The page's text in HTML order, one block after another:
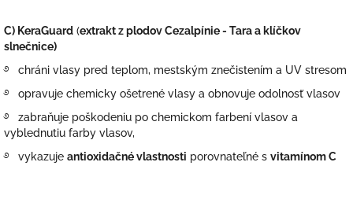
C) KeraGuard (extrakt z plodov Cezalpínie - Tara a klíčkov
slnečnice)
࿔ chráni vlasy pred teplom, mestským znečistením a UV stresom
࿔ opravuje chemicky ošetrené vlasy a obnovuje odolnosť vlasov
࿔ zabraňuje poškodeniu po chemickom farbení vlasov a
vyblednutiu farby vlasov,
࿔ vykazuje antioxidačné vlastnosti porovnateľné s vitamínom C